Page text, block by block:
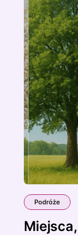
Podróże